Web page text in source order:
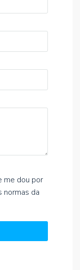
me dou por
normas da